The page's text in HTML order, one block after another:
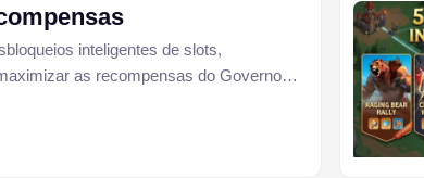
inteligentes de slots,
as recompensas do Governor